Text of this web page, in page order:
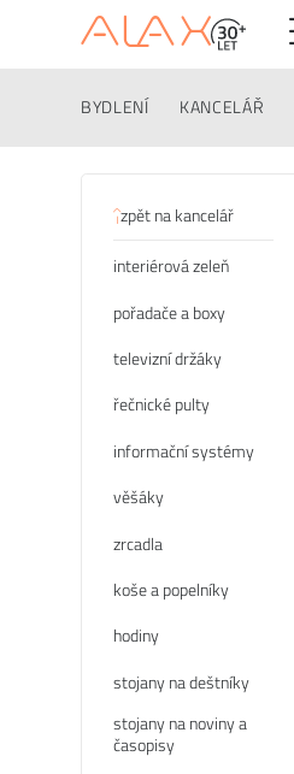
BYDLENÍ KANCELÁŘ
zpět na kancelář
interiérová zeleň
pořadače a boxy
televizní držáky
řečnické pulty
informační systémy
věšáky
zrcadla
koše a popelníky
hodiny
stojany na deštníky
stojany na noviny a
časopisy